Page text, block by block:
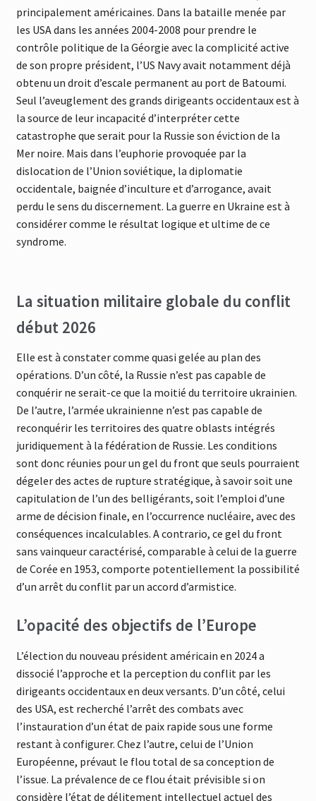
principalement américaines. Dans la bataille menée par
les USA dans les années 2004-2008 pour prendre le
contrôle politique de la Géorgie avec la complicité active
de son propre président, l’US Navy avait notamment déjà
obtenu un droit d’escale permanent au port de Batoumi.
Seul l’aveuglement des grands dirigeants occidentaux est à
la source de leur incapacité d’interpréter cette
catastrophe que serait pour la Russie son éviction de la
Mer noire. Mais dans l’euphorie provoquée par la
dislocation de l’Union soviétique, la diplomatie
occidentale, baignée d’inculture et d’arrogance, avait
perdu le sens du discernement. La guerre en Ukraine est à
considérer comme le résultat logique et ultime de ce
syndrome.
La situation militaire globale du conflit
début 2026
Elle est à constater comme quasi gelée au plan des
opérations. D’un côté, la Russie n’est pas capable de
conquérir ne serait-ce que la moitié du territoire ukrainien.
De l’autre, l’armée ukrainienne n’est pas capable de
reconquérir les territoires des quatre oblasts intégrés
juridiquement à la fédération de Russie. Les conditions
sont donc réunies pour un gel du front que seuls pourraient
dégeler des actes de rupture stratégique, à savoir soit une
capitulation de l’un des belligérants, soit l’emploi d’une
arme de décision finale, en l’occurrence nucléaire, avec des
conséquences incalculables. A contrario, ce gel du front
sans vainqueur caractérisé, comparable à celui de la guerre
de Corée en 1953, comporte potentiellement la possibilité
d’un arrêt du conflit par un accord d’armistice.
L’opacité des objectifs de l’Europe
L’élection du nouveau président américain en 2024 a
dissocié l’approche et la perception du conflit par les
dirigeants occidentaux en deux versants. D’un côté, celui
des USA, est recherché l’arrêt des combats avec
l’instauration d’un état de paix rapide sous une forme
restant à configurer. Chez l’autre, celui de l’Union
Européenne, prévaut le flou total de sa conception de
l’issue. La prévalence de ce flou était prévisible si on
considère l’état de délitement intellectuel actuel des